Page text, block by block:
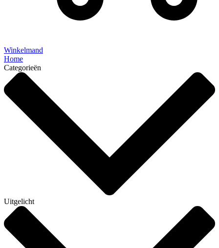
Winkelmand
Home
Categorieën
Uitgelicht